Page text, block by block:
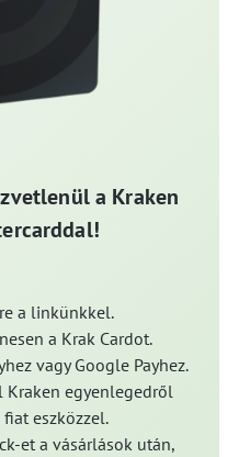
a Kraken
a linkünkkel.
a Krak Cardot.
vagy Google Payhez.
egyenlegedről
eszközzel.
et a vásárlások után,